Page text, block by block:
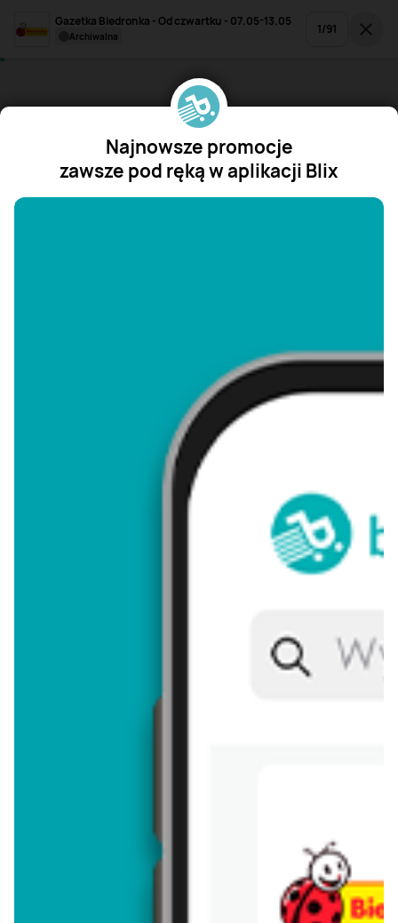
Gazetka Biedronka - Od czwartku - 07.05-13.05
archiwalna 1/91
Najnowsze promocje
zawsze pod ręką w aplikacji Blix
"/>